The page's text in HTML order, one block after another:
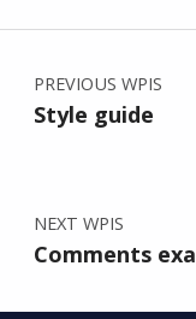
Nawigacja wpisu
PREVIOUS WPIS
Style guide
NEXT WPIS
Comments